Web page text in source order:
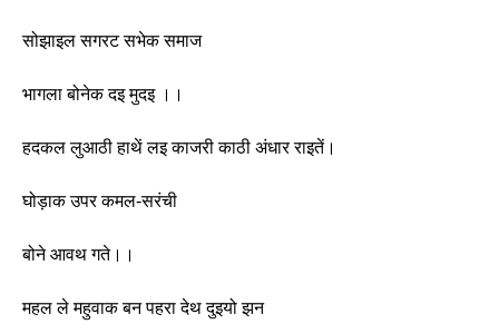
सोझाइल सगरट सभेक समाज
भागला बोनेक दइ मुदइ ।।
हदकल लुआठी हाथें लइ काजरी काठी अंधार राइतें।
घोड़ाक उपर कमल-सरंची
बोने आवथ गते।।
महल ले महुवाक बन पहरा देथ दुइयो झन